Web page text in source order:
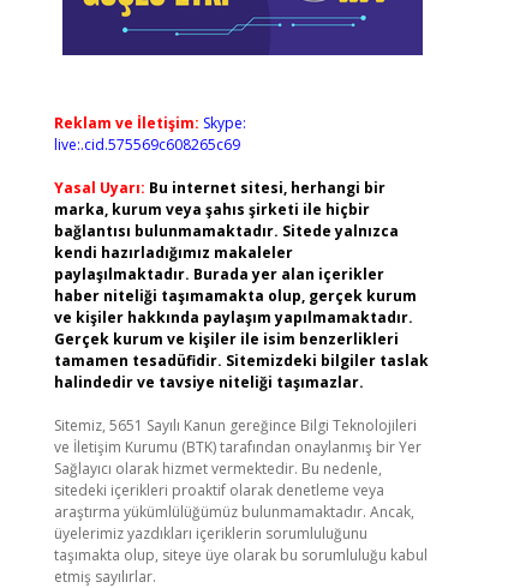
Reklam ve İletişim: Skype:
live:.cid.575569c608265c69
Yasal Uyarı: Bu internet sitesi, herhangi bir
marka, kurum veya şahıs şirketi ile hiçbir
bağlantısı bulunmamaktadır. Sitede yalnızca
kendi hazırladığımız makaleler
paylaşılmaktadır. Burada yer alan içerikler
haber niteliği taşımamakta olup, gerçek kurum
ve kişiler hakkında paylaşım yapılmamaktadır.
Gerçek kurum ve kişiler ile isim benzerlikleri
tamamen tesadüfidir. Sitemizdeki bilgiler taslak
halindedir ve tavsiye niteliği taşımazlar.
Sitemiz, 5651 Sayılı Kanun gereğince Bilgi Teknolojileri
ve İletişim Kurumu (BTK) tarafından onaylanmış bir Yer
Sağlayıcı olarak hizmet vermektedir. Bu nedenle,
sitedeki içerikleri proaktif olarak denetleme veya
araştırma yükümlülüğümüz bulunmamaktadır. Ancak,
üyelerimiz yazdıkları içeriklerin sorumluluğunu
taşımakta olup, siteye üye olarak bu sorumluluğu kabul
etmiş sayılırlar.